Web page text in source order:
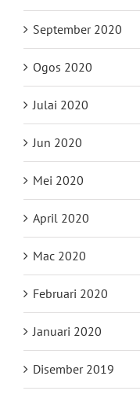
September 2020
Ogos 2020
Julai 2020
Jun 2020
Mei 2020
April 2020
Mac 2020
Februari 2020
Januari 2020
Disember 2019